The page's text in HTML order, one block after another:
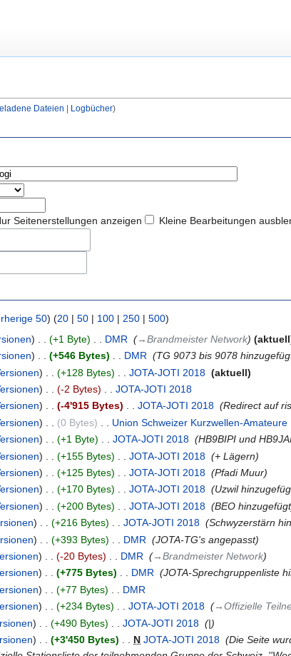
Dateien Logbücher
Seitenerstellungen anzeigen
Kleine Bearbeitungen
50) (20 | 50 | 100 | 250 | 500)
+1 Byte DMR ‎ →‎Brandmeister Network
aktuell
+546 Bytes DMR ‎ TG 9073 bis 9078
+128 Bytes JOTA-JOTI 2018 ‎ aktuell
-2 Bytes JOTA-JOTI 2018
-4'915 Bytes JOTA-JOTI 2018 ‎ Redirect auf
0 Bytes Union Schweizer Kurzwellen-Amateure
+1 Byte JOTA-JOTI 2018 ‎ HB9BIPI und
+155 Bytes JOTA-JOTI 2018 ‎ + Lägern
+125 Bytes JOTA-JOTI 2018 ‎ Pfadi Muur
+170 Bytes JOTA-JOTI 2018 ‎ Uzwil
+200 Bytes JOTA-JOTI 2018 ‎ BEO hinzugefügt
+216 Bytes JOTA-JOTI 2018 ‎ Schwyzerstärn
+393 Bytes DMR ‎ JOTA-TG's angepasst
-20 Bytes DMR ‎ →‎Brandmeister Network
+775 Bytes DMR ‎ JOTA-Sprechgruppenliste
+77 Bytes DMR
+234 Bytes JOTA-JOTI 2018 ‎ →‎Offizielle
+490 Bytes JOTA-JOTI 2018 ‎ |
+3'450 Bytes N JOTA-JOTI 2018 ‎ Die Seite